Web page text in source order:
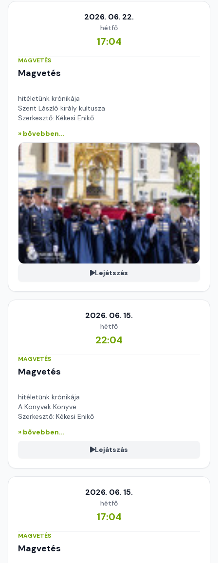
2026. 06. 22.
hétfő
17:04
MAGVETÉS
Magvetés
hitéletünk krónikája
Szent László király kultusza
Szerkesztő: Kékesi Enikő
» bővebben...
Lejátszás
2026. 06. 15.
hétfő
22:04
MAGVETÉS
Magvetés
hitéletünk krónikája
A Könyvek Könyve
Szerkesztő: Kékesi Enikő
» bővebben...
Lejátszás
2026. 06. 15.
hétfő
17:04
MAGVETÉS
Magvetés